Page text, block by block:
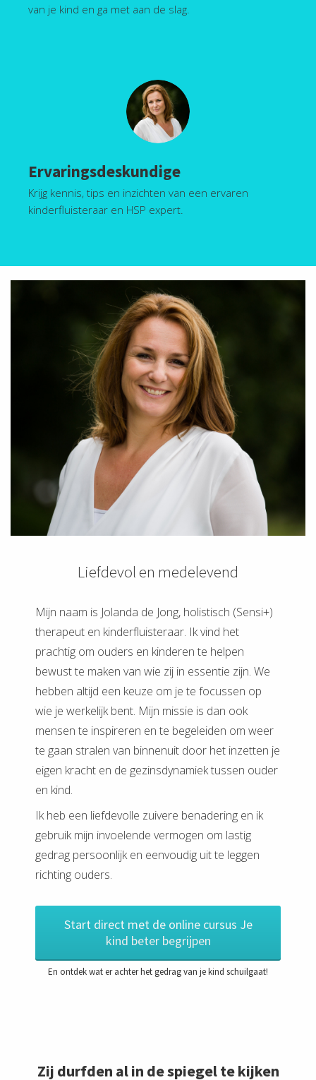
van je kind en ga met aan de slag.
Ervaringsdeskundige
Krijg kennis, tips en inzichten van een ervaren
kinderfluisteraar en HSP expert.
Liefdevol en medelevend
Mijn naam is Jolanda de Jong, holistisch (Sensi+)
therapeut en kinderfluisteraar. Ik vind het
prachtig om ouders en kinderen te helpen
bewust te maken van wie zij in essentie zijn. We
hebben altijd een keuze om je te focussen op
wie je werkelijk bent. Mijn missie is dan ook
mensen te inspireren en te begeleiden om weer
te gaan stralen van binnenuit door het inzetten je
eigen kracht en de gezinsdynamiek tussen ouder
en kind.
Ik heb een liefdevolle zuivere benadering en ik
gebruik mijn invoelende vermogen om lastig
gedrag persoonlijk en eenvoudig uit te leggen
richting ouders.
Start direct met de online cursus Je
kind beter begrijpen
En ontdek wat er achter het gedrag van je kind schuilgaat!
Zij durfden al in de spiegel te kijken